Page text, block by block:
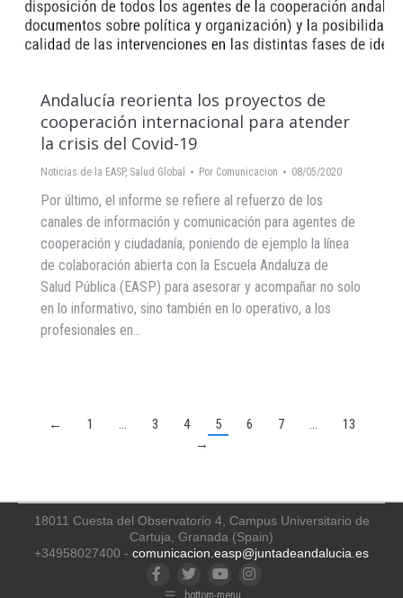
Andalucía reorienta los proyectos de
cooperación internacional para atender
la crisis del Covid-19
Noticias de la EASP, Salud Global Por Comunicacion 08/05/2020
Por último, el informe se refiere al refuerzo de los
canales de información y comunicación para agentes de
cooperación y ciudadanía, poniendo de ejemplo la línea
de colaboración abierta con la Escuela Andaluza de
Salud Pública (EASP) para asesorar y acompañar no solo
en lo informativo, sino también en lo operativo, a los
profesionales en…
← 1 … 3 4 5 6 7 …
13
→
18011 Cuesta del Observatorio 4, Campus Universitario de
Cartuja, Granada (Spain)
+34958027400 - comunicacion.easp@juntadeandalucia.es
FacebookTwitterYouTubeInstagram
bottom-menu